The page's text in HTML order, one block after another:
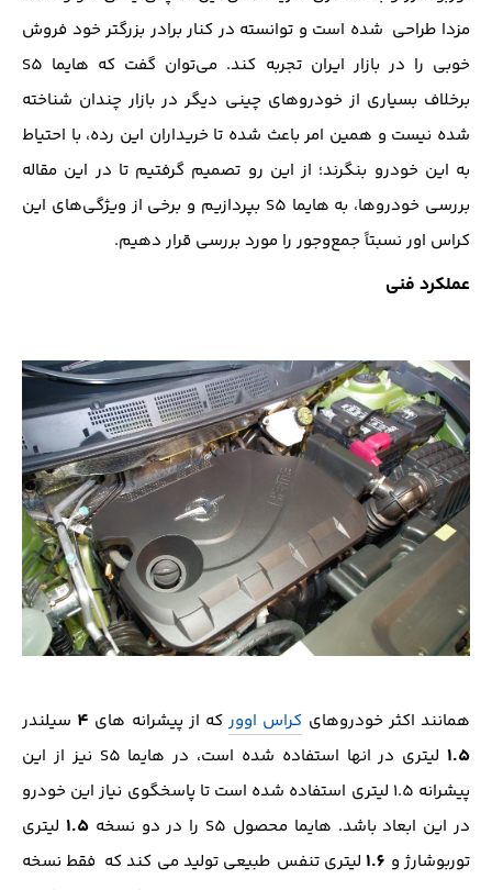
مزدا طراحی شده است و توانسته در کنار برادر بزرگتر خود فروش
خوبی را در بازار ایران تجربه کند. می‌توان گفت که هایما S5
برخلاف بسیاری از خودروهای چینی دیگر در بازار چندان شناخته
شده نیست و همین امر باعث شده تا خریداران این رده، با احتیاط
به این خودرو بنگرند؛ از این رو تصمیم گرفتیم تا در این مقاله
بررسی خودروها، به هایما S5 بپردازیم و برخی از ویژگی‌های این
کراس اور نسبتاً جمع‌وجور را مورد بررسی قرار دهیم.
عملکرد فنی
همانند اکثر خودروهای کراس اوورکه از پیشرانه های 4 سیلندر
1.5
لیتری در انها استفاده شده است، در هایما S5 نیز از این
پیشرانه 1.5 لیتری استفاده شده است تا پاسخگوی نیاز این خودرو
در این ابعاد باشد. هایما محصول S5 را در دو نسخه
1.5 لیتری
توربوشارژ و 1.6لیتری تنفس طبیعی تولید می کند که فقط نسخه